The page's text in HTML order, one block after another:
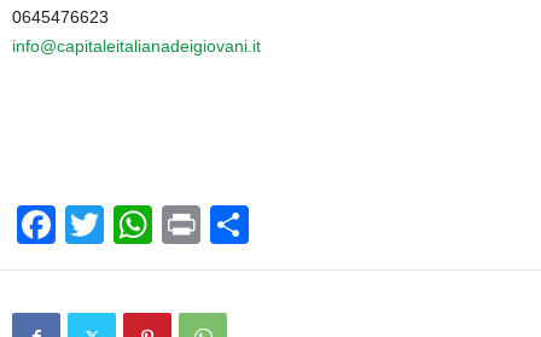
0645476623
info@capitaleitalianadeigiovani.it
F
a
c
T
wi
tt
W
h
at
Pr
in
t
o